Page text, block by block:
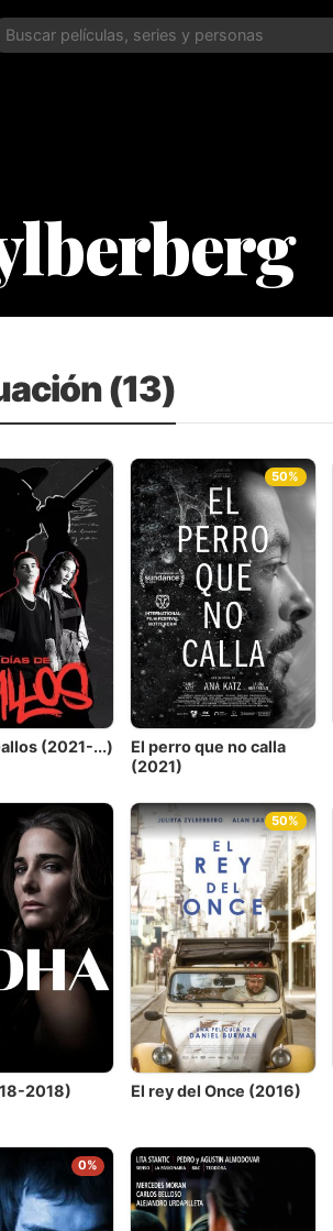
(13)
(2021-...)
El perro que no calla
(2021)
50%
2018) El rey del Once (2016)
50%
0%